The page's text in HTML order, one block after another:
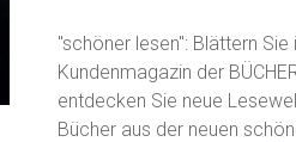
"schöner lesen": Blättern Sie
Kundenmagazin der
entdecken Sie neue
Bücher aus der neuen